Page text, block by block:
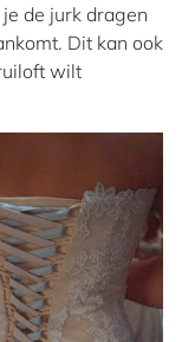
de jurk dragen
Dit kan ook
wilt